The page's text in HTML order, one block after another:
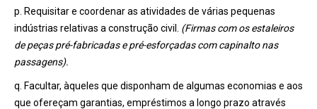
p. Requisitar e coordenar as atividades de várias pequenas
indústrias relativas a construção civil. (Firmas com os estaleiros
de peças pré-fabricadas e pré-esforçadas com capinalto nas
passagens).
q. Facultar, àqueles que disponham de algumas economias e aos
que ofereçam garantias, empréstimos a longo prazo através